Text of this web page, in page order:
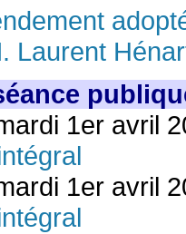
Laurent
1er avril
1er avril